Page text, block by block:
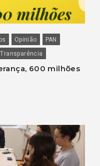
Opinião
PAN
Transparência
600 milhões